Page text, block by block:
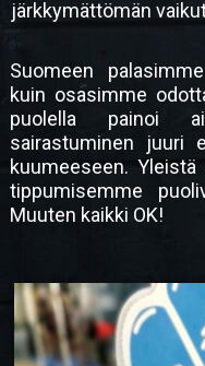
järkkymättömän
Suomeen
kuin osasimme
puolella painoi
sairastuminen juuri
kuumeeseen.
tippumisemme
Muuten kaikki OK!